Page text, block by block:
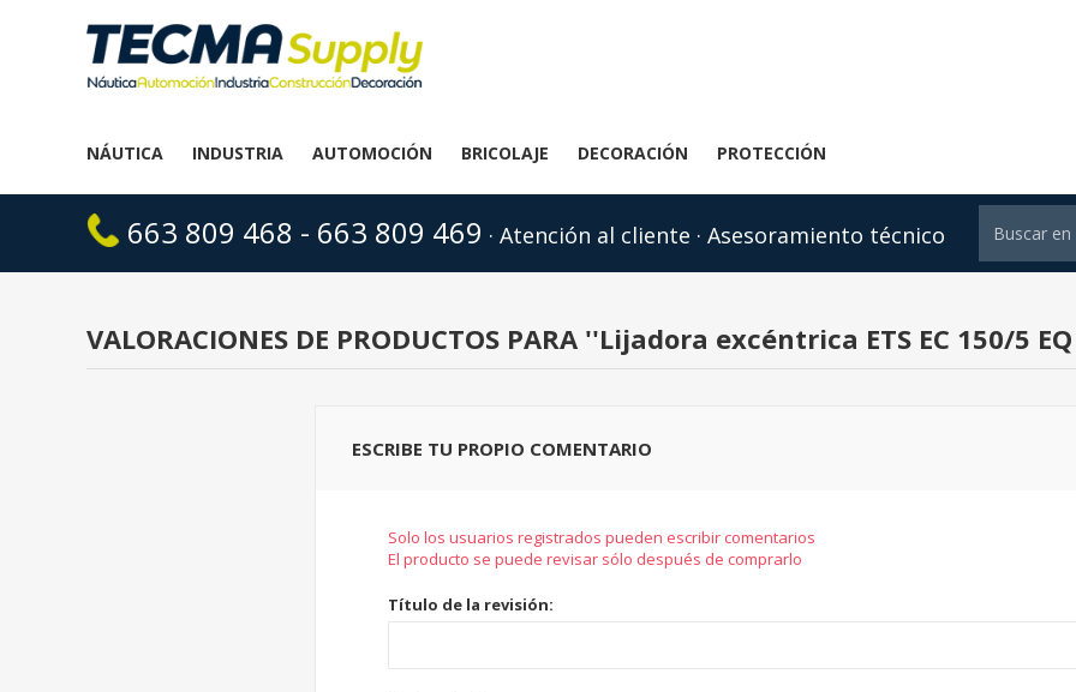
NÁUTICA INDUSTRIA AUTOMOCIÓN BRICOLAJE DECORACIÓN PROTECCIÓN
663 809 468 - 663 809 469 · Atención al cliente · Asesoramiento técnico
VALORACIONES DE PRODUCTOS PARA Lijadora excéntrica ETS EC 150/5
ESCRIBE TU PROPIO COMENTARIO
Solo los usuarios registrados pueden escribir comentarios
El producto se puede revisar sólo después de comprarlo
Título de la revisión: